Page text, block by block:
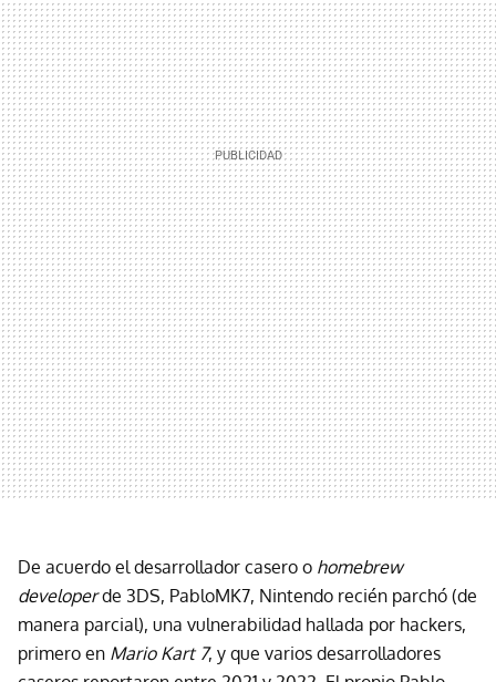
De acuerdo el desarrollador casero o homebrew
developerde 3DS, PabloMK7, Nintendo recién parchó (de
manera parcial), una vulnerabilidad hallada por hackers,
primero en Mario Kart 7, y que varios desarrolladores